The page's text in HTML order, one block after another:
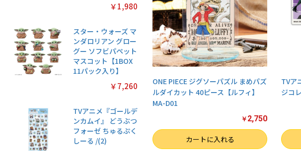
￥1,980
スター・ウォーズ マ
ンダロリアン グロー
グー ソフビパペット
マスコット【1BOX
11パック入り】
￥7,260
TVアニメ『ゴールデ
ンカムイ』 どうぶつ
フォーゼ ちゅるぷく
しーる /(2)
ONE PIECE ジグソーパズル まめパズ
ルダイカット 40ピース【ルフィ】
MA-D01
￥ 2,750
数量 カートに入れる
TVア
ジコ
数量